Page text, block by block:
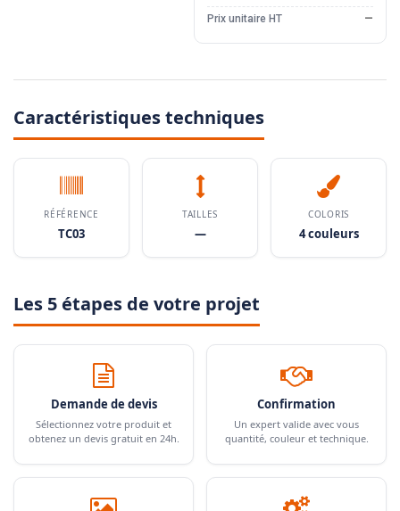
Prix unitaire HT
—
Caractéristiques techniques
RÉFÉRENCE
TC03
TAILLES
—
COLORIS
4 couleurs
Les 5 étapes de votre projet
Demande de devis
Sélectionnez votre produit et
obtenez un devis gratuit en 24h.
Confirmation
Un expert valide avec vous
quantité, couleur et technique.